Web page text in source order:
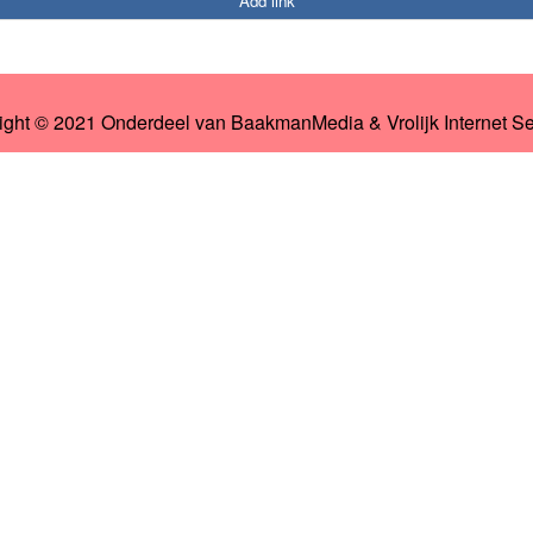
© 2021 Onderdeel van BaakmanMedia& Vrolijk Internet